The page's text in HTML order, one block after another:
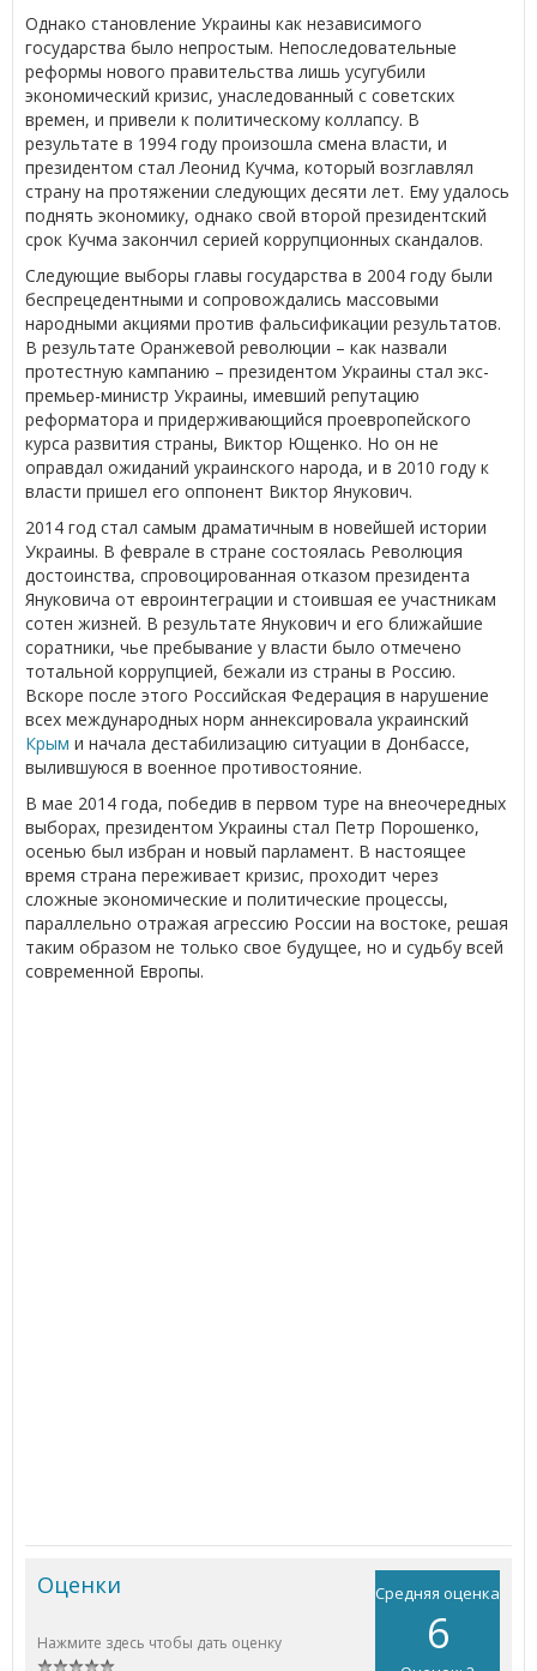
Однако становление Украины как независимого
государства было непростым. Непоследовательные
реформы нового правительства лишь усугубили
экономический кризис, унаследованный с советских
времен, и привели к политическому коллапсу. В
результате в 1994 году произошла смена власти, и
президентом стал Леонид Кучма, который возглавлял
страну на протяжении следующих десяти лет. Ему удалось
поднять экономику, однако свой второй президентский
срок Кучма закончил серией коррупционных скандалов.
Следующие выборы главы государства в 2004 году были
беспрецедентными и сопровождались массовыми
народными акциями против фальсификации результатов.
В результате Оранжевой революции – как назвали
протестную кампанию – президентом Украины стал экс-
премьер-министр Украины, имевший репутацию
реформатора и придерживающийся проевропейского
курса развития страны, Виктор Ющенко. Но он не
оправдал ожиданий украинского народа, и в 2010 году к
власти пришел его оппонент Виктор Янукович.
2014 год стал самым драматичным в новейшей истории
Украины. В феврале в стране состоялась Революция
достоинства, спровоцированная отказом президента
Януковича от евроинтеграции и стоившая ее участникам
сотен жизней. В результате Янукович и его ближайшие
соратники, чье пребывание у власти было отмечено
тотальной коррупцией, бежали из страны в Россию.
Вскоре после этого Российская Федерация в нарушение
всех международных норм аннексировала украинский
Крым и начала дестабилизацию ситуации в Донбассе,
вылившуюся в военное противостояние.
В мае 2014 года, победив в первом туре на внеочередных
выборах, президентом Украины стал Петр Порошенко,
осенью был избран и новый парламент. В настоящее
время страна переживает кризис, проходит через
сложные экономические и политические процессы,
параллельно отражая агрессию России на востоке, решая
таким образом не только свое будущее, но и судьбу всей
современной Европы.
Средняя оценка
6
Оценки
Нажмите здесь чтобы дать оценку